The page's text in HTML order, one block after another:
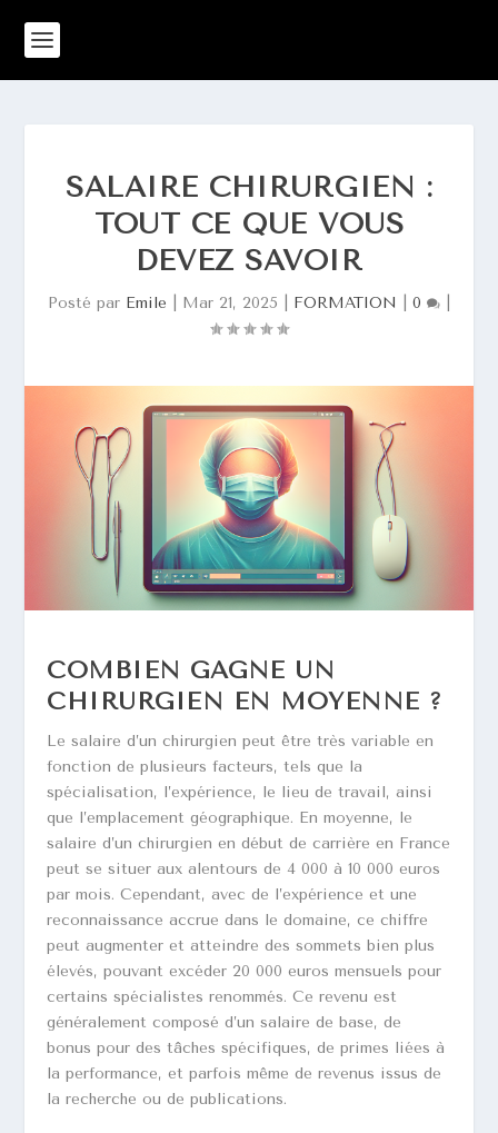
SALAIRE CHIRURGIEN :
TOUT CE QUE VOUS
DEVEZ SAVOIR
Posté par Emile Mar 21, 2025 FORMATION 0
COMBIEN GAGNE UN
CHIRURGIEN EN MOYENNE ?
Le salaire d’un chirurgien peut être très variable en
fonction de plusieurs facteurs, tels que la
spécialisation, l’expérience, le lieu de travail, ainsi
que l’emplacement géographique. En moyenne, le
salaire d’un chirurgien en début de carrière en France
peut se situer aux alentours de 4 000 à 10 000 euros
par mois. Cependant, avec de l’expérience et une
reconnaissance accrue dans le domaine, ce chiffre
peut augmenter et atteindre des sommets bien plus
élevés, pouvant excéder 20 000 euros mensuels pour
certains spécialistes renommés. Ce revenu est
généralement composé d’un salaire de base, de
bonus pour des tâches spécifiques, de primes liées à
la performance, et parfois même de revenus issus de
la recherche ou de publications.